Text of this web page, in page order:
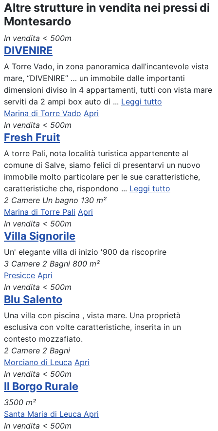
Altre strutture in vendita nei pressi di
Montesardo
In vendita < 500m
DIVENIRE
A Torre Vado, in zona panoramica dall’incantevole vista
mare, “DIVENIRE” … un immobile dalle importanti
dimensioni diviso in 4 appartamenti, tutti con vista mare
serviti da 2 ampi box auto di ... Leggi tutto
Marina di Torre Vado Apri
In vendita < 500m
Fresh Fruit
A torre Pali, nota località turistica appartenente al
comune di Salve, siamo felici di presentarvi un nuovo
immobile molto particolare per le sue caratteristiche,
caratteristiche che, rispondono ... Leggi tutto
2 Camere Un bagno 130 m²
Marina di Torre Pali Apri
In vendita < 500m
Villa Signorile
Un' elegante villa di inizio '900 da riscoprire
3 Camere 2 Bagni 800 m²
Presicce Apri
In vendita < 500m
Blu Salento
Una villa con piscina , vista mare. Una proprietà
esclusiva con volte caratteristiche, inserita in un
contesto mozzafiato.
2 Camere 2 Bagni
Morciano di Leuca Apri
In vendita < 500m
Il Borgo Rurale
3500 m²
Santa Maria di Leuca Apri
In vendita < 500m